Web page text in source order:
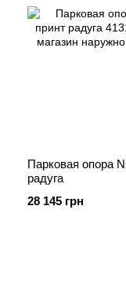
Парковая опора
радуга
28 145 грн